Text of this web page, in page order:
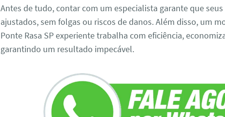
Antes de tudo, contar com um especialista garante que
ajustados, sem folgas ou riscos de danos. Além disso, um
Ponte Rasa SP experiente trabalha com eficiência,
garantindo um resultado impecável.